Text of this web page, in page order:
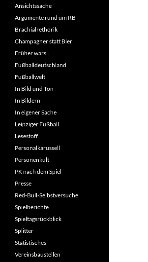
Ansichtssache
Argumente rund um RB
Brachialrethorik
Champagner statt Bier
Früher wars..
Fußballdeutschland
Fußballwelt
In Bild und Ton
In Bildern
In eigener Sache
Leipziger Fußball
Lesestoff
Personalkarussell
Personenkult
PK nach dem Spiel
Presse
Red-Bull-Selbstversuche
Spielberichte
Spieltagsrückblick
Splitter
Statistisches
Vereinsbaustellen